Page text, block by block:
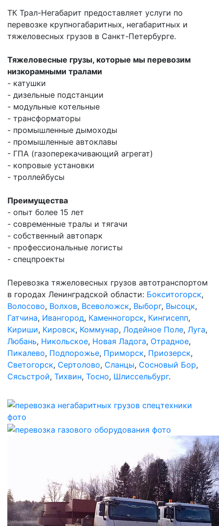
ТК Трал-Негабарит предоставляет услуги по
перевозке крупногабаритных, негабаритных и
тяжеловесных грузов в Санкт-Петербурге.
Тяжеловесные грузы, которые мы перевозим
низкорамными тралами
- катушки
- дизельные подстанции
- модульные котельные
- трансформаторы
- промышленные дымоходы
- промышленные автоклавы
- ГПА (газоперекачивающий агрегат)
- копровые установки
- троллейбусы
Преимущества
- опыт более 15 лет
- современные тралы и тягачи
- собственный автопарк
- профессиональные логисты
- спецпроекты
Перевозка тяжеловесных грузов автотранспортом
в городах Ленинградской области: Бокситогорск,
Волосово, Волхов, Всеволожск, Выборг, Высоцк,
Гатчина, Ивангород, Каменногорск, Кингисепп,
Кириши, Кировск, Коммунар, Лодейное Поле, Луга,
Любань, Никольское, Новая Ладога, Отрадное,
Пикалево, Подпорожье, Приморск, Приозерск,
Светогорск, Сертолово, Сланцы, Сосновый Бор,
Сясьстрой, Тихвин, Тосно, Шлиссельбург.